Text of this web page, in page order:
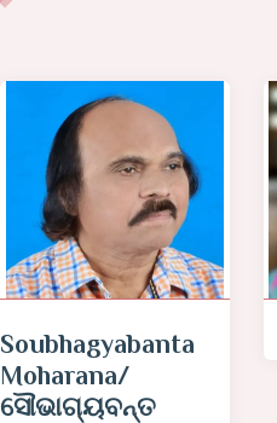
Sabita Singh
Meera/ सविता सिंह
मीरा